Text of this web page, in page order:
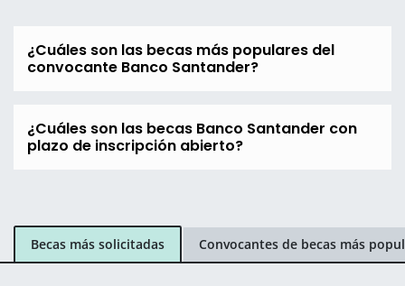
¿Cuáles son las becas más populares del
convocante Banco Santander?
¿Cuáles son las becas Banco Santander con
plazo de inscripción abierto?
Becas más solicitadas Convocantes de becas más